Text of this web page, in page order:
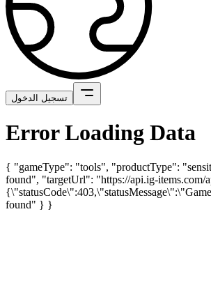
تسجيل الدخول
Error Loading Data
{ "gameType": "tools", "productType":
found", "targetUrl": "https://api.ig-items.com/
found" } }